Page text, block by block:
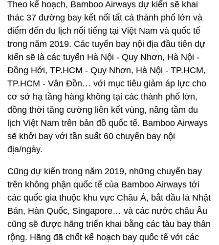
Theo kế hoạch, Bamboo Airways dự kiến sẽ khai
thác 37 đường bay kết nối tất cả thành phố lớn và
điểm đến du lịch nổi tiếng tại Việt Nam và quốc tế
trong năm 2019. Các tuyến bay nội địa đầu tiên dự
kiến sẽ là các tuyến Hà Nội - Quy Nhơn, Hà Nội -
Đồng Hới, TP.HCM - Quy Nhơn, Hà Nội - TP.HCM,
TP.HCM - Vân Đồn… với mục tiêu giảm áp lực cho
cơ sở hạ tầng hàng không tại các thành phố lớn,
đồng thời tăng cường liên kết vùng, nâng tầm du
lịch Việt Nam trên bản đồ quốc tế. Bamboo Airways
sẽ khởi bay với tần suất 60 chuyến bay nội
địa/ngày.
Cũng dự kiến trong năm 2019, những chuyến bay
trên không phận quốc tế của Bamboo Airways tới
các quốc gia thuộc khu vực Châu Á, bắt đầu là Nhật
Bản, Hàn Quốc, Singapore… và các nước châu Âu
cũng sẽ được hãng triển khai bằng các tàu bay thân
rộng. Hãng đã chốt kế hoạch bay quốc tế với các